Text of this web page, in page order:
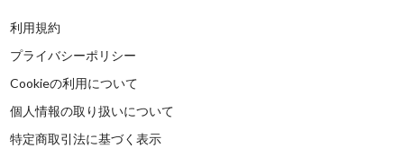
利用規約
プライバシーポリシー
Cookieの利用について
個人情報の取り扱いについて
特定商取引法に基づく表示